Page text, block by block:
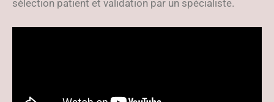
sélection patient et validation par un spécialiste.